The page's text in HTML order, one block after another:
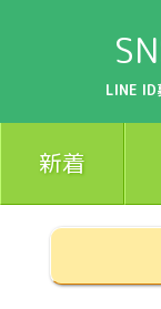
LINE
新着